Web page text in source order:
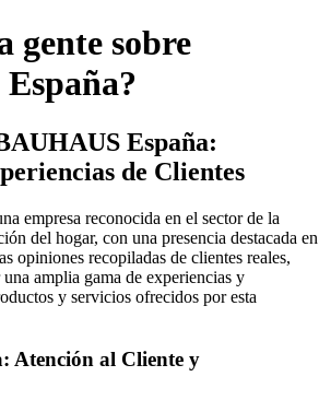
gente sobre
España:
de Clientes
empresa reconocida en el sector de la
del hogar, con una presencia destacada en
opiniones recopiladas de clientes reales,
amplia gama de experiencias y
y servicios ofrecidos por esta
Atención al Cliente y